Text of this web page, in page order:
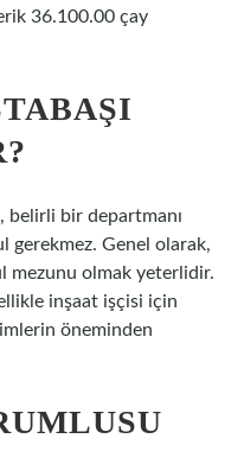
36.100.00 çay
belirli bir departmanı
gerekmez. Genel olarak,
mezunu olmak yeterlidir.
inşaat işçisi için
öneminden